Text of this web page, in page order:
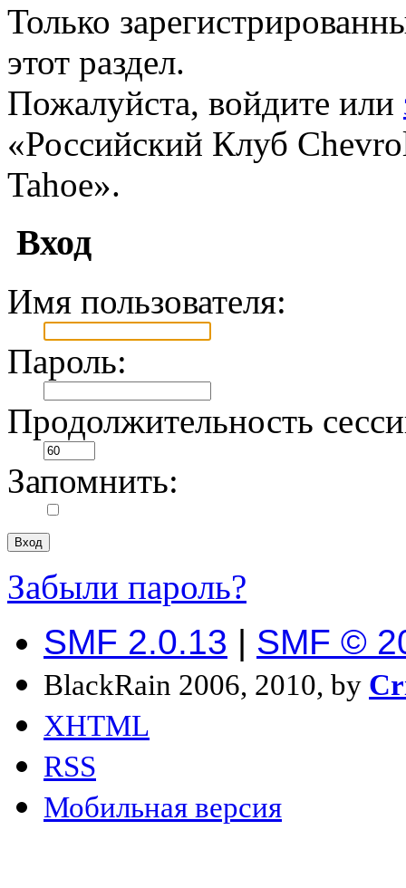
Только
этот раздел.
Пожалуйста, войдите или
«Российский Клуб
Tahoe».
Вход
Имя пользователя:
Пароль:
Продолжительность
Запомнить:
Забыли пароль?
SMF 2.0.13 | SMF ©
BlackRain 2006, 2010, by
XHTML
RSS
Мобильная версия